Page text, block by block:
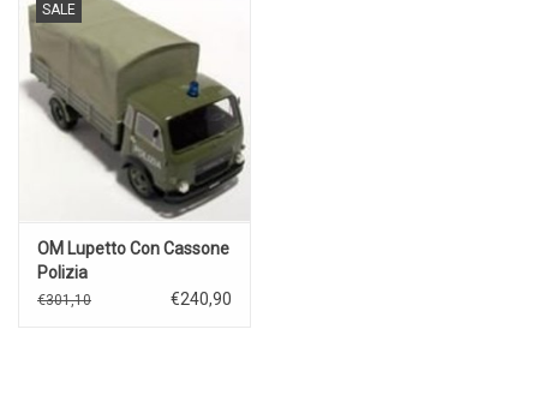
SALE
OM Lupetto Con Cassone
Polizia
€301,10 €240,90